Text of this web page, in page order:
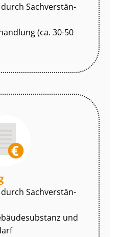
Sach­ver­stän­
(ca. 30-50
Sach­ver­stän­
und